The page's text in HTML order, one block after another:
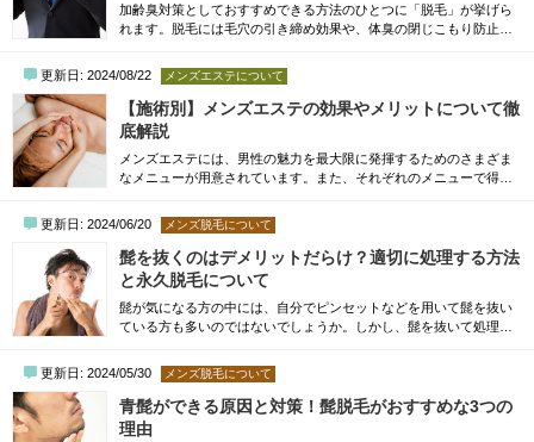
加齢臭対策としておすすめできる方法のひとつに「脱毛」が挙げら
れます。脱毛には毛穴の引き締め効果や、体臭の閉じこもり防止な
フケアの方法には注意しましょう。間違ったセルフケアをしてしま
うと、肌トラブルの原因にもなりかねません。そこで今回は、加齢
臭対策のために脱毛するメリットや、正しいケアの方法まで詳しく
解説していきます。正しい肌ケアを実践でき...
更新日: 2024/08/22 メンズエステについて
【施術別】メンズエステの効果やメリットについて徹
底解説
メンズエステには、男性の魅力を最大限に発揮するためのさまざま
なメニューが用意されています。また、それぞれのメニューで得ら
の施術別に得られる効果やメリットについて詳しく解説します。施
術ごとの効果を理解できれば、初めてメンズエステを利用する方で
も自分に合った施術メニューを選択できるでしょう。【メンズフェ
イシャル】3つの肌質改善効果に期待できる...
更新日: 2024/06/20 メンズ脱毛について
髭を抜くのはデメリットだらけ？適切に処理する方法
と永久脱毛について
髭が気になる方の中には、自分でピンセットなどを用いて髭を抜い
ている方も多いのではないでしょうか。しかし、髭を抜いて処理す
せん。それどころか、ピンセットや毛抜きで顎髭を無理やり抜いて
しまうと、さまざまな肌トラブルの原因につながることがありま
す。本記事では、髭を抜くデメリットについてや、適切な髭の処理
方法について詳しく解説します。「髭をきれい...
更新日: 2024/05/30 メンズ脱毛について
青髭ができる原因と対策！髭脱毛がおすすめな3つの
理由